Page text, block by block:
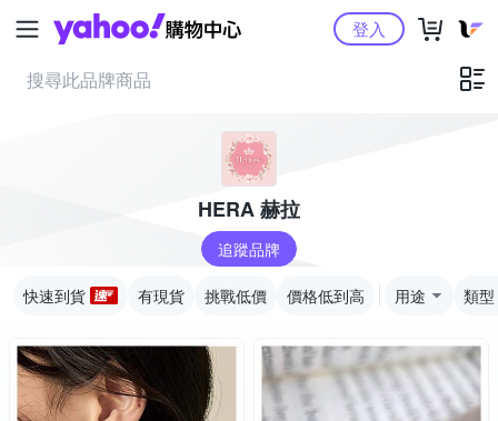
Yahoo購物中心登入
HERA 赫拉
追蹤品牌
快速到貨 有現貨 挑戰低價 價格低到高 用途 類型